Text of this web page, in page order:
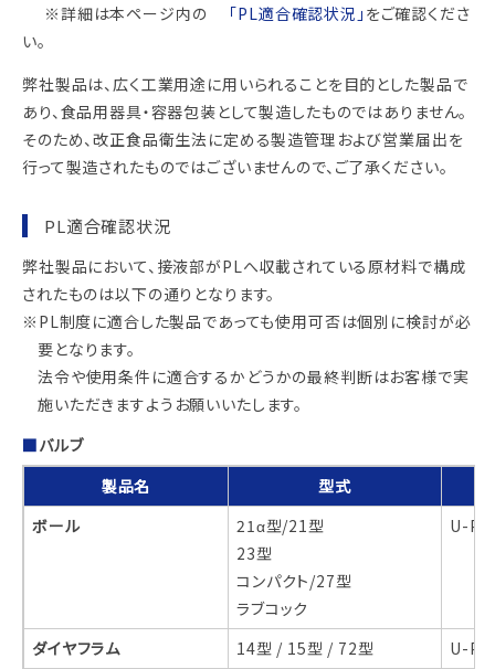
※詳細は本ページ内の
「PL適合確認状況」 をご確認くださ
い。
弊社製品は、広く工業用途に用いられることを目的とした製品で
あり、食品用器具・容器包装として製造したものではありません。
そのため、改正食品衛生法に定める製造管理および営業届出を
行って製造されたものではございませんので、ご了承ください。
PL適合確認状況
弊社製品において、接液部がPLへ収載されている原材料で構成
されたものは以下の通りとなります。
※PL制度に適合した製品であっても使用可否は個別に検討が必
要となります。
法令や使用条件に適合するかどうかの最終判断はお客様で実
施いただきますようお願いいたします。
バルブ
製品名
型式
ボール
21α型/21型
23型
コンパクト/27型
ラブコック
U-
ダイヤフラム 14型 / 15型 / 72型
U-